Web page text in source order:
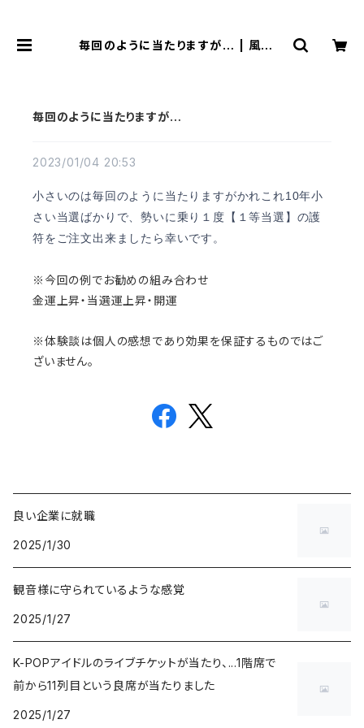
毎回のように当たりますが… | 風水よ
毎回のように当たりますが…
2023/01/04 20:53
小さいのは毎回のように当たりますがかれこれ10年小
さい当選ばかりで、勢いに乗り１度【１等当選】の護
符をご注文出来ましたら幸いです。
※今回の例でお勧めの組み合わせ
金運上昇・当選運上昇・開運
※体験談は個人の感想であり効果を保証するものではご
ざいません。
良い企業に就職
2025/1/30
観音様に守られているような感覚
2025/1/27
K-POPアイドルのライブチケットが当たり、...1階席で
前から11列目という良席が当たりました
2025/1/27